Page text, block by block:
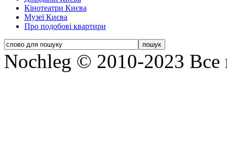
Кінотеатри Києва
Музеї Києва
Про подобові квартири
Nochleg © 2010-2023